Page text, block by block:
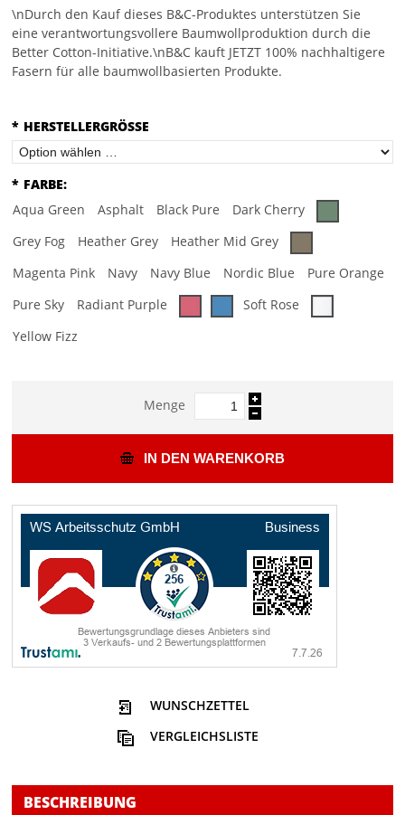
\nDurch den Kauf dieses B&C-Produktes unterstützen Sie
eine verantwortungsvollere Baumwollproduktion durch die
Better Cotton-Initiative.\nB&C kauft JETZT 100% nachhaltigere
Fasern für alle baumwollbasierten Produkte.
* HERSTELLERGRÖSSE
* FARBE:
Aqua Green
Asphalt Black Pure
Dark Cherry
Grey Fog
Heather Grey
Heather Mid Grey
Magenta Pink
Navy Navy Blue Nordic Blue
Pure Orange
Pure Sky
Radiant Purple
Soft Rose
Yellow Fizz
Menge
IN DEN WARENKORB
WUNSCHZETTEL
VERGLEICHSLISTE
BESCHREIBUNG